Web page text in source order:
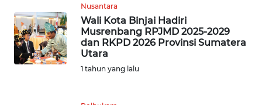
Nusantara
Wali Kota Binjai Hadiri
Musrenbang RPJMD 2025-2029
dan RKPD 2026 Provinsi Sumatera
Utara
1 tahun yang lalu
WN
SULTRA